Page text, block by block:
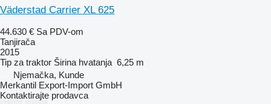
Väderstad Carrier XL 625
44.630 € Sa PDV-om
Tanjirača
2015
Tip za traktor Širina hvatanja 6,25 m
Njemačka, Kunde
Merkantil Export-Import GmbH
Kontaktirajte prodavca